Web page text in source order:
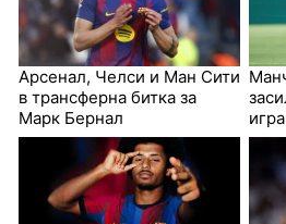
Арсенал, Челси и Ман Сити
в трансферна битка за
Марк Бернал